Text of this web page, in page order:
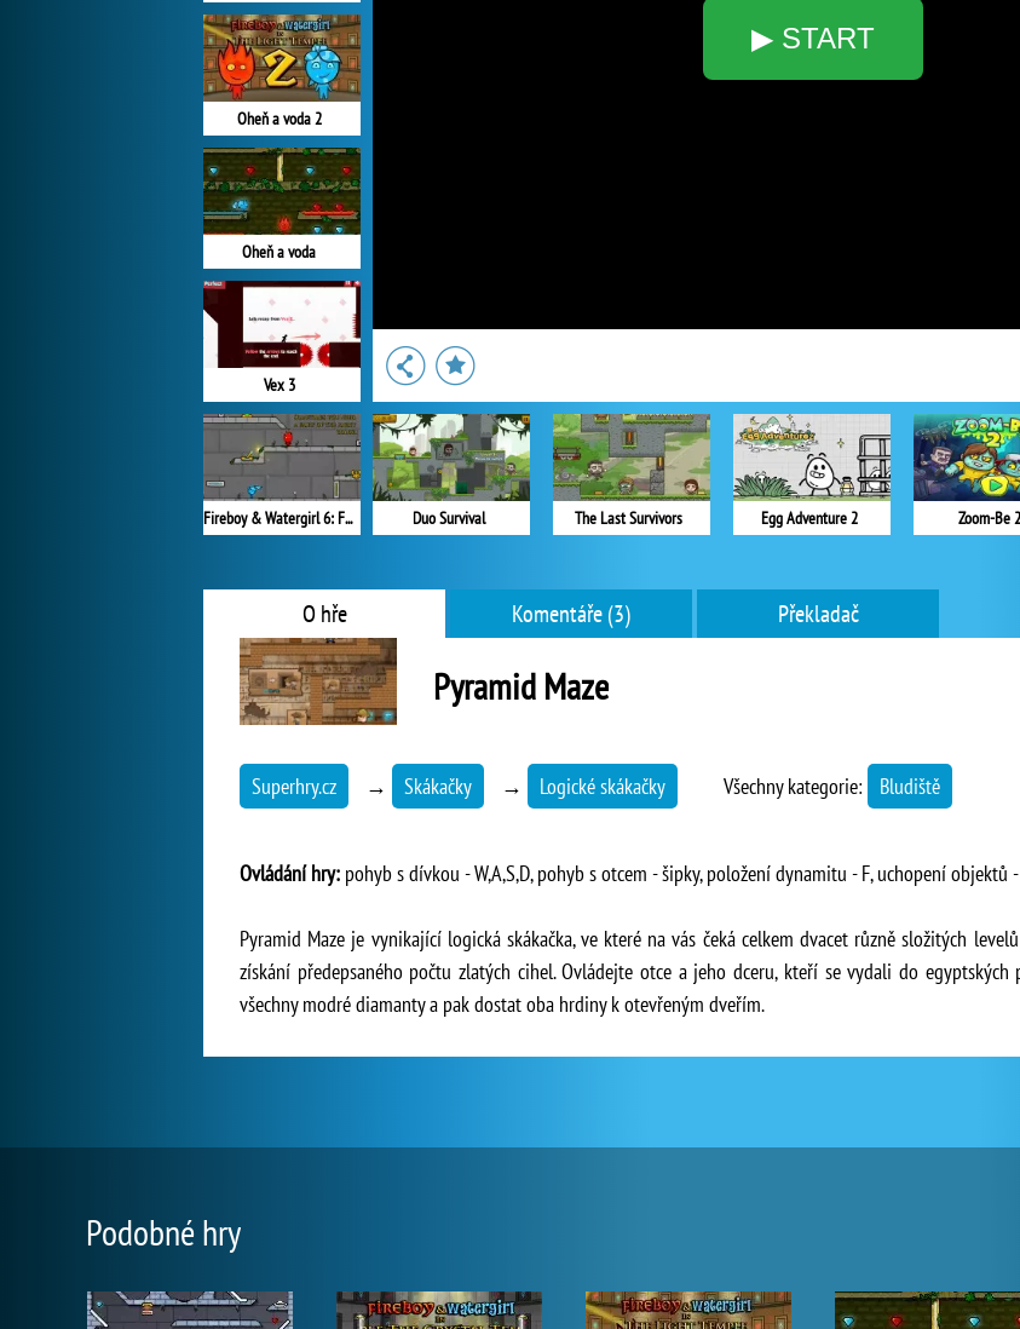
▶ START
Oheň a voda 2
Oheň a voda
Vex 3
Fireboy & Watergirl 6: Fairy Tales Duo Survival The Last Survivors Egg Adventure 2 Zoom-Be 2
O hře Komentáře (3) Překladač
Pyramid Maze
Superhry.cz → Skákačky → Logické skákačky Všechny kategorie: Bludiště
Ovládání hry: pohyb s dívkou - W,A,S,D, pohyb s otcem - šipky, položení dynamitu - F, uchopení objektů
Pyramid Maze je vynikající logická skákačka, ve které na vás čeká celkem dvacet různě složitých
získání předepsaného počtu zlatých cihel. Ovládejte otce a jeho dceru, kteří se vydali do
všechny modré diamanty a pak dostat oba hrdiny k otevřeným dveřím.
Podobné hry